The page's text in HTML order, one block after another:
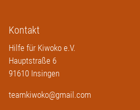
Kontakt
Hilfe für Kiwoko e.V.
Hauptstraße 6
91610 Insingen
teamkiwoko@gmail.com